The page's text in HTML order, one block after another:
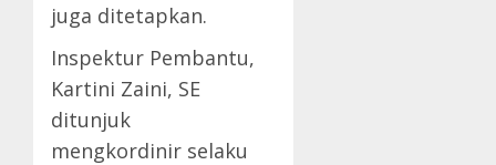
juga ditetapkan.
Inspektur Pembantu,
Kartini Zaini, SE
ditunjuk
mengkordinir selaku